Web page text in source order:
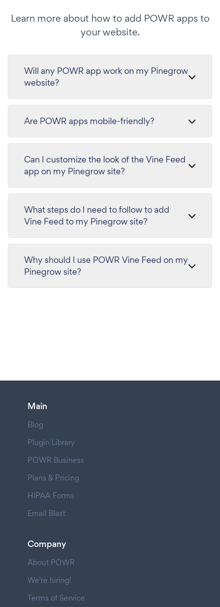
Learn more about how to add POWR apps to
your website.
Will any POWR app work on my Pinegrow
website?
Are POWR apps mobile-friendly?
Can I customize the look of the Vine Feed
app on my Pinegrow site?
What steps do I need to follow to add
Vine Feed to my Pinegrow site?
Why should I use POWR Vine Feed on my
Pinegrow site?
Main
Blog
Plugin Library
POWR Business
Plans & Pricing
HIPAA Forms
Email Blast
Company
About POWR
We're hiring!
Terms of Service